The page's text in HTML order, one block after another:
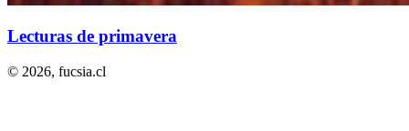
Lecturas de primavera
© 2026, fucsia.cl